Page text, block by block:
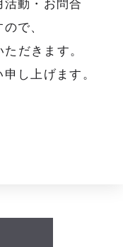
活動・お問合
で、
だきます。
し上げます。
リアステップ
・部門紹介